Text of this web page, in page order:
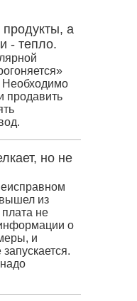
а
- тепло.
Необходимо
продавить
но не
из
не
о
и